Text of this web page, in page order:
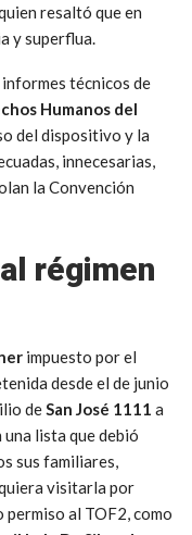
resaltó que en
y superflua.
informes técnicos de
Humanos del
del dispositivo y la
innecesarias,
la Convención
régimen
impuesto por el
desde el de junio
deSan José 1111 a
lista que debió
sus familiares,
visitarla por
permiso al TOF2, como